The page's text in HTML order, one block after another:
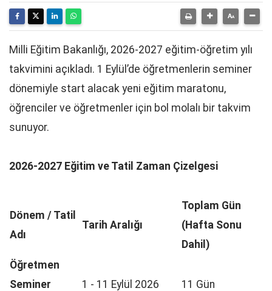
Milli Eğitim Bakanlığı, 2026-2027 eğitim-öğretim yılı
takvimini açıkladı. 1 Eylül’de öğretmenlerin seminer
dönemiyle start alacak yeni eğitim maratonu,
öğrenciler ve öğretmenler için bol molalı bir takvim
sunuyor.
2026-2027 Eğitim ve Tatil Zaman Çizelgesi
Dönem / Tatil
Adı
Tarih Aralığı
Toplam Gün
(Hafta Sonu
Dahil)
Öğretmen
Seminer
1 - 11 Eylül 2026 11 Gün